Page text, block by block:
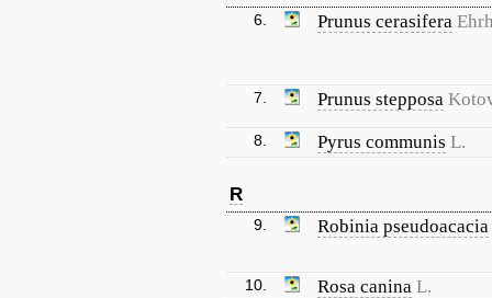
6. Prunus cerasifera
7. Prunus stepposa
8. Pyrus communis L.
R
9. Robinia pseudoacacia
10. Rosa canina L.